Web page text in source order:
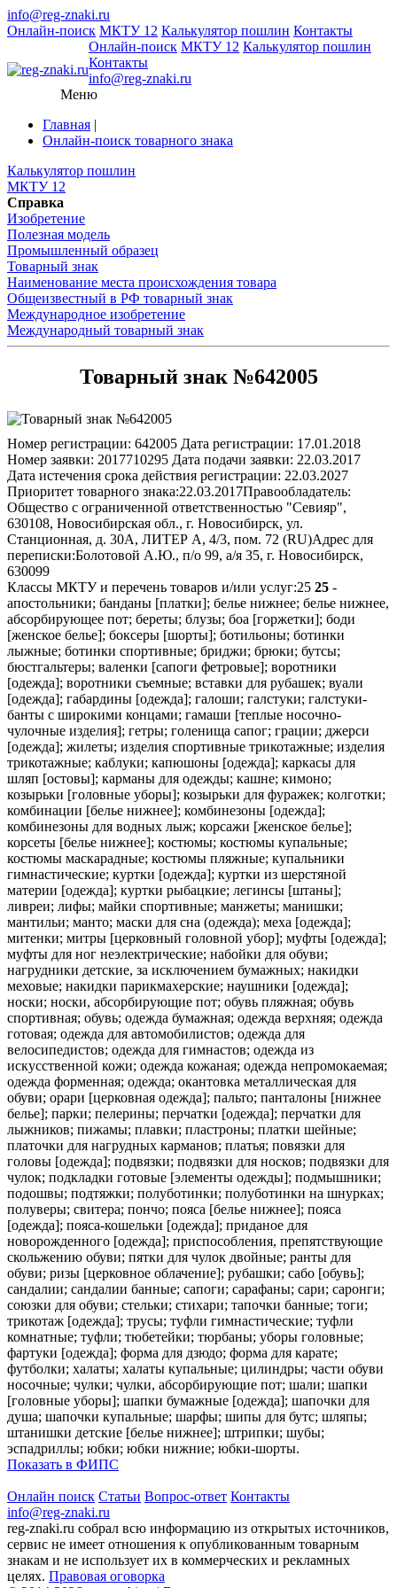
info@reg-znaki.ru
Онлайн-поиск МКТУ 12 Калькулятор пошлин Контакты
Онлайн-поиск МКТУ 12 Калькулятор пошлин
Контакты
info@reg-znaki.ru
Меню
Главная |
Онлайн-поиск товарного знака
Калькулятор пошлин
МКТУ 12
Справка
Изобретение
Полезная модель
Промышленный образец
Товарный знак
Наименование места происхождения товара
Общеизвестный в РФ товарный знак
Международное изобретение
Международный товарный знак
Товарный знак №642005
Номер регистрации: 642005 Дата регистрации: 17.01.2018
Номер заявки: 2017710295 Дата подачи заявки: 22.03.2017
Дата истечения срока действия регистрации: 22.03.2027
Приоритет товарного знака:22.03.2017Правообладатель:
Общество с ограниченной ответственностью "Севияр",
630108, Новосибирская обл., г. Новосибирск, ул.
Станционная, д. 30А, ЛИТЕР А, 4/3, пом. 72 (RU)Адрес для
переписки:Болотовой А.Ю., п/о 99, а/я 35, г. Новосибирск,
630099
Классы МКТУ и перечень товаров и/или услуг:25 25 -
апостольники; банданы [платки]; белье нижнее; белье нижнее,
абсорбирующее пот; береты; блузы; боа [горжетки]; боди
[женское белье]; боксеры [шорты]; ботильоны; ботинки
лыжные; ботинки спортивные; бриджи; брюки; бутсы;
бюстгальтеры; валенки [сапоги фетровые]; воротники
[одежда]; воротники съемные; вставки для рубашек; вуали
[одежда]; габардины [одежда]; галоши; галстуки; галстуки-
банты с широкими концами; гамаши [теплые носочно-
чулочные изделия]; гетры; голенища сапог; грации; джерси
[одежда]; жилеты; изделия спортивные трикотажные; изделия
трикотажные; каблуки; капюшоны [одежда]; каркасы для
шляп [остовы]; карманы для одежды; кашне; кимоно;
козырьки [головные уборы]; козырьки для фуражек; колготки;
комбинации [белье нижнее]; комбинезоны [одежда];
комбинезоны для водных лыж; корсажи [женское белье];
корсеты [белье нижнее]; костюмы; костюмы купальные;
костюмы маскарадные; костюмы пляжные; купальники
гимнастические; куртки [одежда]; куртки из шерстяной
материи [одежда]; куртки рыбацкие; легинсы [штаны];
ливреи; лифы; майки спортивные; манжеты; манишки;
мантильи; манто; маски для сна (одежда); меха [одежда];
митенки; митры [церковный головной убор]; муфты [одежда];
муфты для ног неэлектрические; набойки для обуви;
нагрудники детские, за исключением бумажных; накидки
меховые; накидки парикмахерские; наушники [одежда];
носки; носки, абсорбирующие пот; обувь пляжная; обувь
спортивная; обувь; одежда бумажная; одежда верхняя; одежда
готовая; одежда для автомобилистов; одежда для
велосипедистов; одежда для гимнастов; одежда из
искусственной кожи; одежда кожаная; одежда непромокаемая;
одежда форменная; одежда; окантовка металлическая для
обуви; орари [церковная одежда]; пальто; панталоны [нижнее
белье]; парки; пелерины; перчатки [одежда]; перчатки для
лыжников; пижамы; плавки; пластроны; платки шейные;
платочки для нагрудных карманов; платья; повязки для
головы [одежда]; подвязки; подвязки для носков; подвязки для
чулок; подкладки готовые [элементы одежды]; подмышники;
подошвы; подтяжки; полуботинки; полуботинки на шнурках;
полуверы; свитера; пончо; пояса [белье нижнее]; пояса
[одежда]; пояса-кошельки [одежда]; приданое для
новорожденного [одежда]; приспособления, препятствующие
скольжению обуви; пятки для чулок двойные; ранты для
обуви; ризы [церковное облачение]; рубашки; сабо [обувь];
сандалии; сандалии банные; сапоги; сарафаны; сари; саронги;
союзки для обуви; стельки; стихари; тапочки банные; тоги;
трикотаж [одежда]; трусы; туфли гимнастические; туфли
комнатные; туфли; тюбетейки; тюрбаны; уборы головные;
фартуки [одежда]; форма для дзюдо; форма для карате;
футболки; халаты; халаты купальные; цилиндры; части обуви
носочные; чулки; чулки, абсорбирующие пот; шали; шапки
[головные уборы]; шапки бумажные [одежда]; шапочки для
душа; шапочки купальные; шарфы; шипы для бутс; шляпы;
штанишки детские [белье нижнее]; штрипки; шубы;
эспадриллы; юбки; юбки нижние; юбки-шорты.
Показать в ФИПС
Онлайн поиск Статьи Вопрос-ответ Контакты
info@reg-znaki.ru
reg-znaki.ru собрал всю информацию из открытых источников,
сервис не имеет отношения к опубликованным товарным
знакам и не использует их в коммерческих и рекламных
целях. Правовая оговорка